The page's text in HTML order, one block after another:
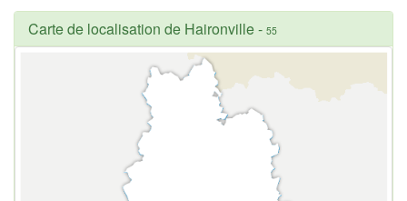
Carte de localisation de Haironville- 55